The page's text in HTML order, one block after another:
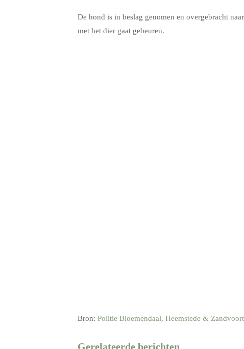
De hond is in beslag genomen en overgebracht
met het dier gaat gebeuren.
Bron: Politie Bloemendaal, Heemstede &
Gerelateerde berichten